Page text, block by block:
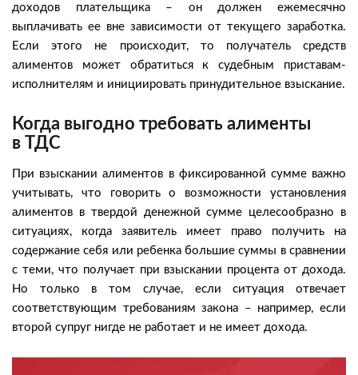
доходов плательщика – он должен ежемесячно
выплачивать ее вне зависимости от текущего заработка.
Если этого не происходит, то получатель средств
алиментов может обратиться к судебным приставам-
исполнителям и инициировать принудительное взыскание.
Когда выгодно требовать алименты
в ТДС
При взыскании алиментов в фиксированной сумме важно
учитывать, что говорить о возможности установления
алиментов в твердой денежной сумме целесообразно в
ситуациях, когда заявитель имеет право получить на
содержание себя или ребенка большие суммы в сравнении
с теми, что получает при взыскании процента от дохода.
Но только в том случае, если ситуация отвечает
соответствующим требованиям закона – например, если
второй супруг нигде не работает и не имеет дохода.